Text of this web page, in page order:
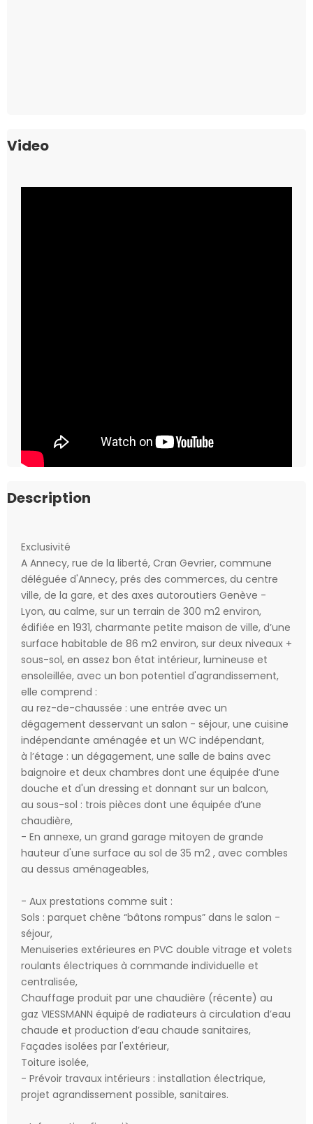
Video
Description
Exclusivité
A Annecy, rue de la liberté, Cran Gevrier, commune
déléguée d'Annecy, prés des commerces, du centre
ville, de la gare, et des axes autoroutiers Genève -
Lyon, au calme, sur un terrain de 300 m2 environ,
édifiée en 1931, charmante petite maison de ville, d’une
surface habitable de 86 m2 environ, sur deux niveaux +
sous-sol, en assez bon état intérieur, lumineuse et
ensoleillée, avec un bon potentiel d'agrandissement,
elle comprend :
au rez-de-chaussée : une entrée avec un
dégagement desservant un salon - séjour, une cuisine
indépendante aménagée et un WC indépendant,
à l’étage : un dégagement, une salle de bains avec
baignoire et deux chambres dont une équipée d’une
douche et d'un dressing et donnant sur un balcon,
au sous-sol : trois pièces dont une équipée d’une
chaudière,
- En annexe, un grand garage mitoyen de grande
hauteur d'une surface au sol de 35 m2 , avec combles
au dessus aménageables,
- Aux prestations comme suit :
Sols : parquet chêne “bâtons rompus” dans le salon -
séjour,
Menuiseries extérieures en PVC double vitrage et volets
roulants électriques à commande individuelle et
centralisée,
Chauffage produit par une chaudière (récente) au
gaz VIESSMANN équipé de radiateurs à circulation d’eau
chaude et production d’eau chaude sanitaires,
Façades isolées par l'extérieur,
Toiture isolée,
- Prévoir travaux intérieurs : installation électrique,
projet agrandissement possible, sanitaires.